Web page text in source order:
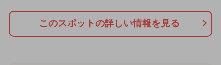
このスポットの詳しい情報を見る